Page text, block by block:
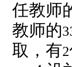
任教师
教师的
取，有2